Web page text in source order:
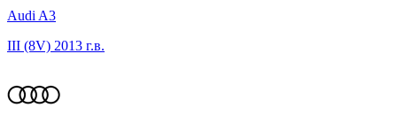
Audi A3
III (8V) 2013 г.в.